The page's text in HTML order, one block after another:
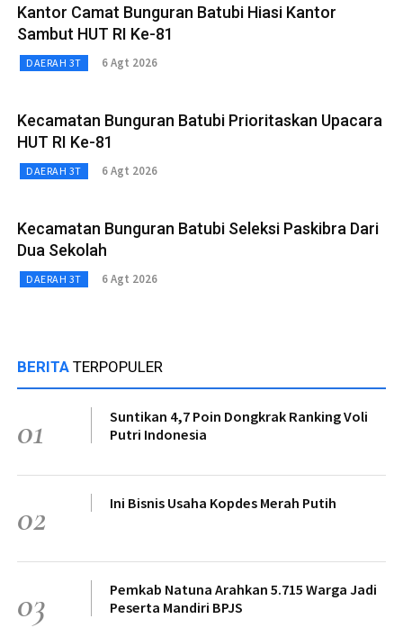
Kantor Camat Bunguran Batubi Hiasi Kantor
Sambut HUT RI Ke-81
DAERAH 3T 6 Agt 2026
Kecamatan Bunguran Batubi Prioritaskan Upacara
HUT RI Ke-81
DAERAH 3T 6 Agt 2026
Kecamatan Bunguran Batubi Seleksi Paskibra Dari
Dua Sekolah
DAERAH 3T 6 Agt 2026
BERITA TERPOPULER
01
Suntikan 4,7 Poin Dongkrak Ranking Voli
Putri Indonesia
02 Ini Bisnis Usaha Kopdes Merah Putih
03
Pemkab Natuna Arahkan 5.715 Warga Jadi
Peserta Mandiri BPJS